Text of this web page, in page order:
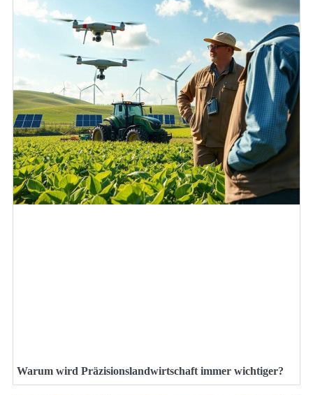
Warum wird Präzisionslandwirtschaft immer wichtiger?